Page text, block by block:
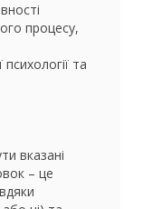
процесу,
психології та
вказані
– це